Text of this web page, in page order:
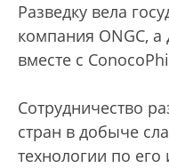
Разведку вела
компания ONGC, а
вместе с
Сотрудничество
стран в добыче
технологии по